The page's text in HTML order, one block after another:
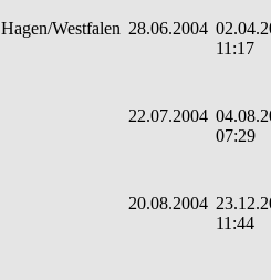
Hagen/Westfalen 28.06.2004
11:17
22.07.2004
07:29
20.08.2004
11:44